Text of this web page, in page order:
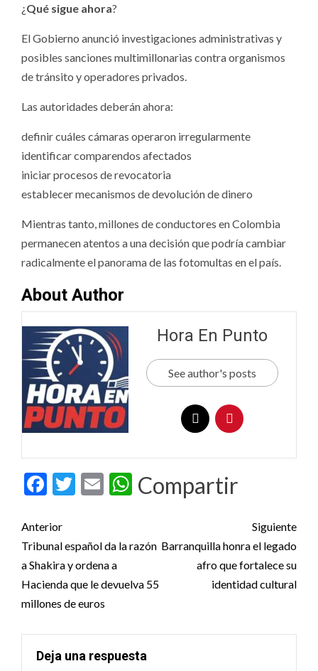
¿Qué sigue ahora?
El Gobierno anunció investigaciones administrativas y
posibles sanciones multimillonarias contra organismos
de tránsito y operadores privados.
Las autoridades deberán ahora:
definir cuáles cámaras operaron irregularmente
identificar comparendos afectados
iniciar procesos de revocatoria
establecer mecanismos de devolución de dinero
Mientras tanto, millones de conductores en Colombia
permanecen atentos a una decisión que podría cambiar
radicalmente el panorama de las fotomultas en el país.
About Author
Hora En Punto
See author's posts
Facebook
Twitter
EmailWhatsApp
Compartir
Post
navigation
Anterior
Tribunal español da la razón
a Shakira y ordena a
Hacienda que le devuelva 55
millones de euros
Siguiente
Barranquilla honra el legado
afro que fortalece su
identidad cultural
Deja una respuesta